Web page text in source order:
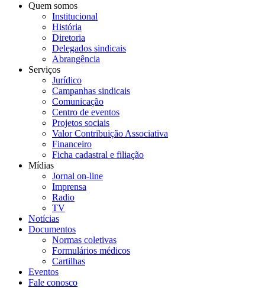
Quem somos
Institucional
História
Diretoria
Delegados sindicais
Abrangência
Serviços
Jurídico
Campanhas sindicais
Comunicação
Centro de eventos
Projetos sociais
Valor Contribuição Associativa
Financeiro
Ficha cadastral e filiação
Mídias
Jornal on-line
Imprensa
Radio
TV
Notícias
Documentos
Normas coletivas
Formulários médicos
Cartilhas
Eventos
Fale conosco